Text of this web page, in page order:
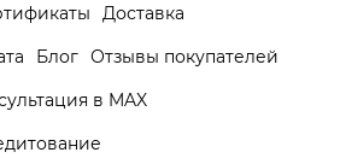
Доставка
Блог Отзывы покупателей
в MAX